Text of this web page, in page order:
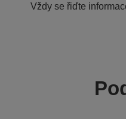
Vždy se řiďte